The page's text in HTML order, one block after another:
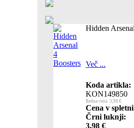
Hidden
Več ...
Koda artikla:
KON149850
Redna cena: 3,98 €
Cena v spletni
Črni luknji:
3,98 €